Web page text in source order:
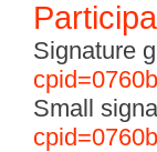
Signature
Small